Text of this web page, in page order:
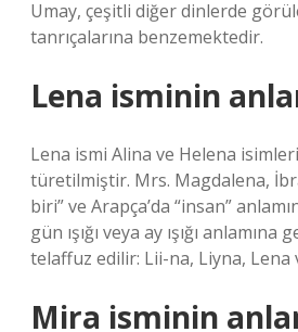
Umay, çeşitli diğer dinlerde
tanrıçalarına benzemektedir.
Lena isminin
Lena ismi Alina ve Helena
türetilmiştir. Mrs. Magdalena,
biri” ve Arapça’da “insan”
gün ışığı veya ay ışığı
telaffuz edilir: Lii-na, Liyna, Lena
Mira isminin